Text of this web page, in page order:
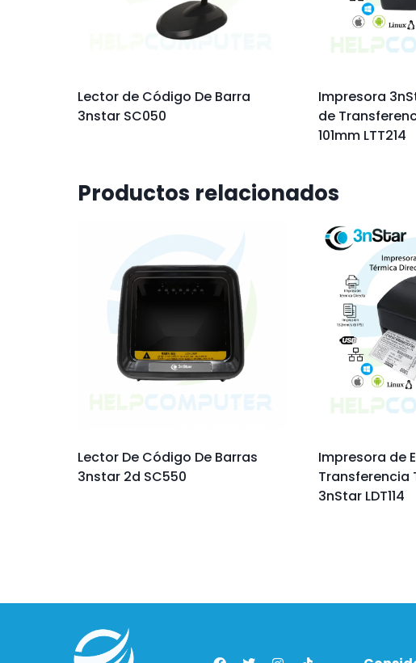
Lector de Código De Barra
3nstar SC050
Impresora
de
101mm LTT214
Productos relacionados
Lector De Código De Barras
3nstar 2d SC550
Impresora de
Transferencia
3nStar LDT114